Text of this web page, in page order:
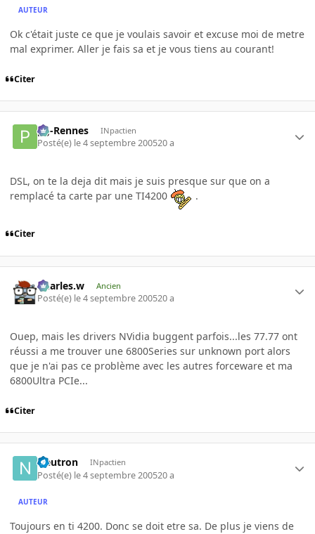
AUTEUR
Ok c'était juste ce que je voulais savoir et excuse moi de metre
mal exprimer. Aller je fais sa et je vous tiens au courant!
Citer
pg-Rennes INpactien
Posté(e) le 4 septembre 200520 a
DSL, on te la deja dit mais je suis presque sur que on a
remplacé ta carte par une TI4200
.
Citer
Charles.w Ancien
Posté(e) le 4 septembre 200520 a
Ouep, mais les drivers NVidia buggent parfois...les 77.77 ont
réussi a me trouver une 6800Series sur unknown port alors
que je n'ai pas ce problème avec les autres forceware et ma
6800Ultra PCIe...
Citer
Neutron INpactien
Posté(e) le 4 septembre 200520 a
AUTEUR
Toujours en ti 4200. Donc se doit etre sa. De plus je viens de